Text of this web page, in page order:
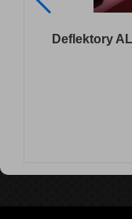
Deflektory